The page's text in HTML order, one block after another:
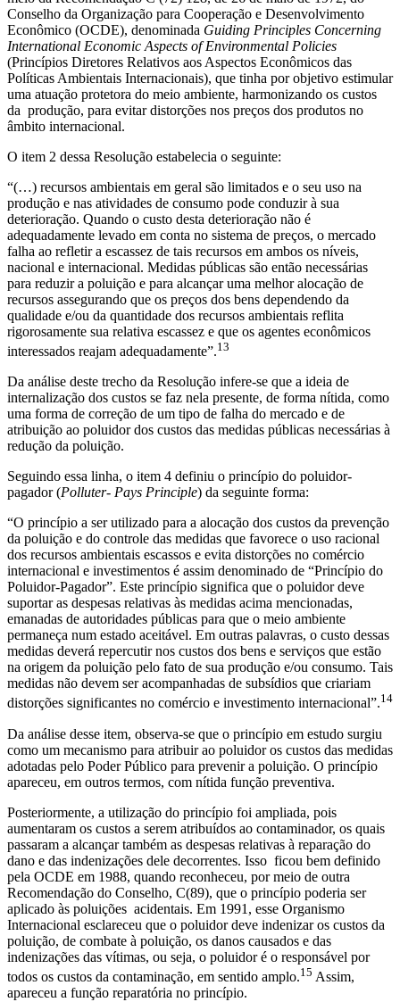
Conselho da Organização para Cooperação e Desenvolvimento
Econômico (OCDE), denominada Guiding Principles Concerning
International Economic Aspects of Environmental Policies
(Princípios Diretores Relativos aos Aspectos Econômicos das
Políticas Ambientais Internacionais), que tinha por objetivo estimular
uma atuação protetora do meio ambiente, harmonizando os custos
da produção, para evitar distorções nos preços dos produtos no
âmbito internacional.
O item 2 dessa Resolução estabelecia o seguinte:
“(…) recursos ambientais em geral são limitados e o seu uso na
produção e nas atividades de consumo pode conduzir à sua
deterioração. Quando o custo desta deterioração não é
adequadamente levado em conta no sistema de preços, o mercado
falha ao refletir a escassez de tais recursos em ambos os níveis,
nacional e internacional. Medidas públicas são então necessárias
para reduzir a poluição e para alcançar uma melhor alocação de
recursos assegurando que os preços dos bens dependendo da
qualidade e/ou da quantidade dos recursos ambientais reflita
rigorosamente sua relativa escassez e que os agentes econômicos
interessados reajam adequadamente”.13
Da análise deste trecho da Resolução infere-se que a ideia de
internalização dos custos se faz nela presente, de forma nítida, como
uma forma de correção de um tipo de falha do mercado e de
atribuição ao poluidor dos custos das medidas públicas necessárias à
redução da poluição.
Seguindo essa linha, o item 4 definiu o princípio do poluidor-
pagador (Polluter- Pays Principle) da seguinte forma:
“O princípio a ser utilizado para a alocação dos custos da prevenção
da poluição e do controle das medidas que favorece o uso racional
dos recursos ambientais escassos e evita distorções no comércio
internacional e investimentos é assim denominado de “Princípio do
Poluidor-Pagador”. Este princípio significa que o poluidor deve
suportar as despesas relativas às medidas acima mencionadas,
emanadas de autoridades públicas para que o meio ambiente
permaneça num estado aceitável. Em outras palavras, o custo dessas
medidas deverá repercutir nos custos dos bens e serviços que estão
na origem da poluição pelo fato de sua produção e/ou consumo. Tais
medidas não devem ser acompanhadas de subsídios que criariam
distorções significantes no comércio e investimento internacional”.14
Da análise desse item, observa-se que o princípio em estudo surgiu
como um mecanismo para atribuir ao poluidor os custos das medidas
adotadas pelo Poder Público para prevenir a poluição. O princípio
apareceu, em outros termos, com nítida função preventiva.
Posteriormente, a utilização do princípio foi ampliada, pois
aumentaram os custos a serem atribuídos ao contaminador, os quais
passaram a alcançar também as despesas relativas à reparação do
dano e das indenizações dele decorrentes. Isso ficou bem definido
pela OCDE em 1988, quando reconheceu, por meio de outra
Recomendação do Conselho, C(89), que o princípio poderia ser
aplicado às poluições acidentais. Em 1991, esse Organismo
Internacional esclareceu que o poluidor deve indenizar os custos da
poluição, de combate à poluição, os danos causados e das
indenizações das vítimas, ou seja, o poluidor é o responsável por
todos os custos da contaminação, em sentido amplo.15 Assim,
apareceu a função reparatória no princípio.